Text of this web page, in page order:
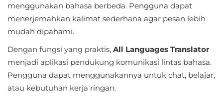
Travel
&
Local
Video
Players
menggunakan bahasa berbeda. Pengguna dapat
menerjemahkan kalimat sederhana agar pesan lebih
mudah dipahami.
Dengan fungsi yang praktis, All Languages Translator
menjadi aplikasi pendukung komunikasi lintas bahasa.
Pengguna dapat menggunakannya untuk chat, belajar,
atau kebutuhan kerja ringan.